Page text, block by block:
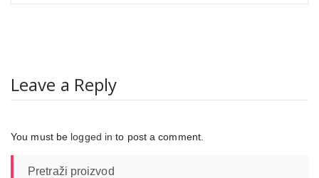
Leave a Reply
You must be logged in to post a comment.
Pretraži proizvod